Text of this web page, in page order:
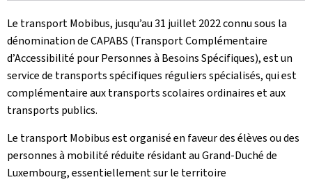
Le transport Mobibus, jusqu’au 31 juillet 2022 connu sous la
dénomination de CAPABS (Transport Complémentaire
d’Accessibilité pour Personnes à Besoins Spécifiques), est un
service de transports spécifiques réguliers spécialisés, qui est
complémentaire aux transports scolaires ordinaires et aux
transports publics.
Le transport Mobibus est organisé en faveur des élèves ou des
personnes à mobilité réduite résidant au Grand-Duché de
Luxembourg, essentiellement sur le territoire